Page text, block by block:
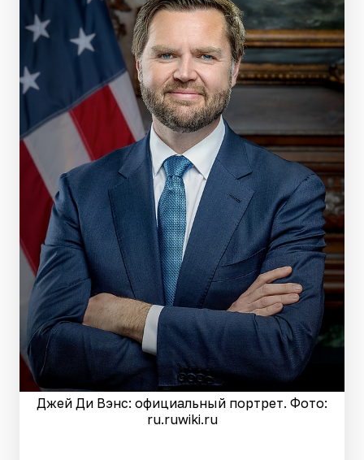
Джей Ди Вэнс: официальный портрет. Фото:
ru.ruwiki.ru